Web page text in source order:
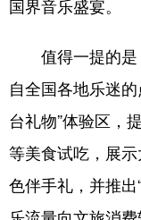
文娱
健康
国界音乐盛宴。
值得一提的是
自全国各地乐迷
台礼物”体验区，
等美食试吃，展
色伴手礼，并推